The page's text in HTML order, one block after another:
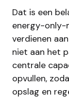
Dat is een
energy-only-
verdienen
niet aan het
centrale
opvullen,
opslag en